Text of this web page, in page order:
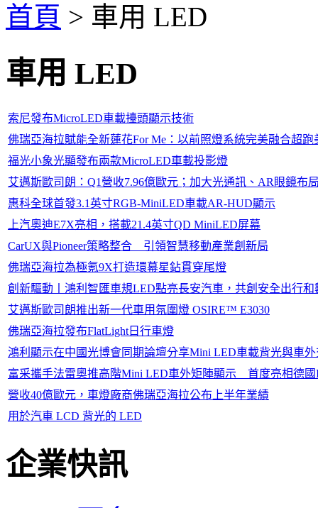
首頁 > 車用 LED
車用 LED
索尼發布MicroLED車載擡頭顯示技術
佛瑞亞海拉賦能全新蓮花For Me：以前照燈系統完美融合超跑
福光小象光顯發布兩款MicroLED車載投影燈
艾邁斯歐司朗：Q1營收7.96億歐元；加大光通訊、AR眼鏡布
惠科全球首發3.1英寸RGB-MiniLED車載AR-HUD顯示
上汽奧迪E7X亮相，搭載21.4英寸QD MiniLED屏幕
CarUX與Pioneer策略整合 引領智慧移動產業創新局
佛瑞亞海拉為極氪9X打造環幕星鉆貫穿尾燈
創新驅動丨鴻利智匯車規LED點亮長安汽車，共創安全出行和
艾邁斯歐司朗推出新一代車用氛圍燈 OSIRE™ E3030
佛瑞亞海拉發布FlatLight日行車燈
鴻利顯示在中國光博會同期論壇分享Mini LED車載背光與車
富采攜手法雷奧推高階Mini LED車外矩陣顯示 首度亮相德
營收40億歐元，車燈廠商佛瑞亞海拉公布上半年業績
用於汽車 LCD 背光的 LED
企業快訊